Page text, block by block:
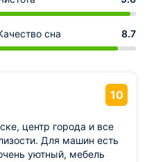
сна 8.7
10
центр города и все
Для машин есть
уютный, мебель